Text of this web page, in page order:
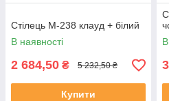
Стілець M-238 клауд + білий
В наявності
2 684,50 ₴ 5 232,50 ₴
Купити